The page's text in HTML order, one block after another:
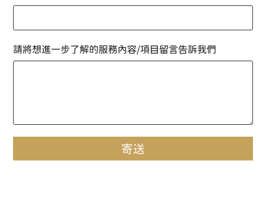
請將想進一步了解的服務內容/項目留言告訴我們
寄送